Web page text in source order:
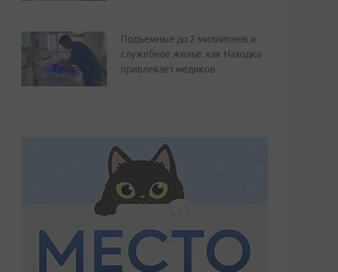
Подъемные до 2 миллионов и
служебное жилье: как Находка
привлекает медиков